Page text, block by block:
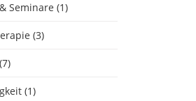
Seminare (1)
(3)
(1)